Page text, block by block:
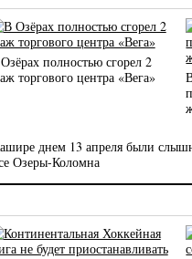
полностью сгорел 2
торгового центра «Вега»
днем 13 апреля были
Озеры-Коломна